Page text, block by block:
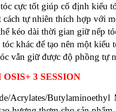
cực tốt giúp cố định kiểu
tự nhiên thích hợp với
kéo dài thời gian giữ nếp
khác để tạo nên một kiểu
vẫn giữ được độ phồng tự
3 SESSION
Acrylates/